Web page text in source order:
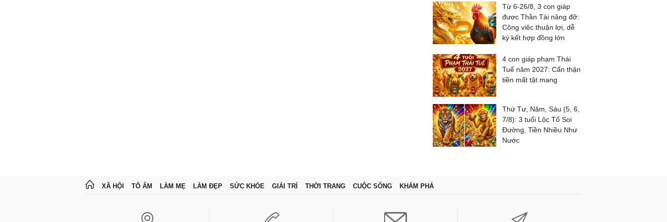
Từ 6-26/8, 3 con giáp
được Thần Tài nâng đỡ:
Công việc thuận lợi, dễ
ký kết hợp đồng lớn
4 con giáp phạm Thái
Tuế năm 2027: Cẩn thận
tiền mất tật mang
Thứ Tư, Năm, Sáu (5, 6,
7/8): 3 tuổi Lộc Tổ Soi
Đường, Tiền Nhiều Như
Nước
XÃ HỘI TỔ ẤM LÀM MẸ LÀM ĐẸP SỨC KHỎE GIẢI TRÍ THỜI TRANG CUỘC SỐNG KHÁM PHÁ